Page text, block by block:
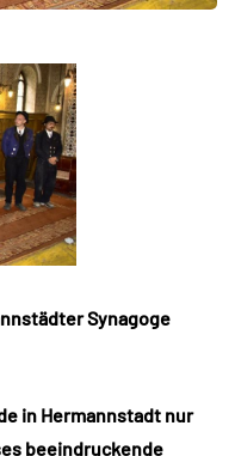
Synagoge
in Hermannstadt nur
beeindruckende